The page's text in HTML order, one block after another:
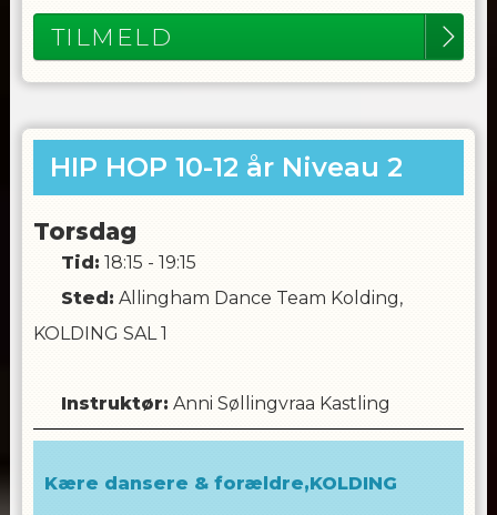
TILMELD
HIP HOP 10-12 år Niveau 2
Torsdag
Tid: 18:15 - 19:15
Sted: Allingham Dance Team Kolding,
KOLDING SAL 1
Instruktør: Anni Søllingvraa Kastling
Kære dansere & forældre,KOLDING